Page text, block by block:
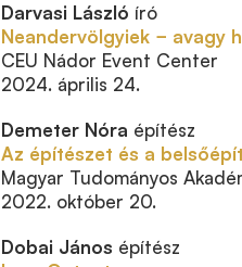
Darvasi László író
Neandervölgyiek − avagy
CEU Nádor Event Center
2024. április 24.
Demeter Nóra építész
Az építészet és a
Magyar Tudományos
2022. október 20.
Dobai János építész